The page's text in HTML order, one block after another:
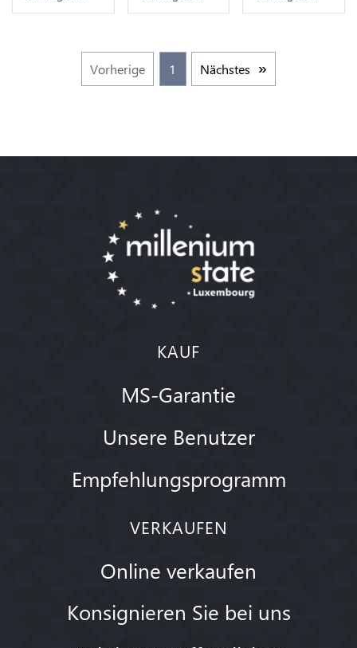
offer
offer
offer
Vorherige 1 Nächstes
KAUF
MS-Garantie
Unsere Benutzer
Empfehlungsprogramm
VERKAUFEN
Online verkaufen
Konsignieren Sie bei uns